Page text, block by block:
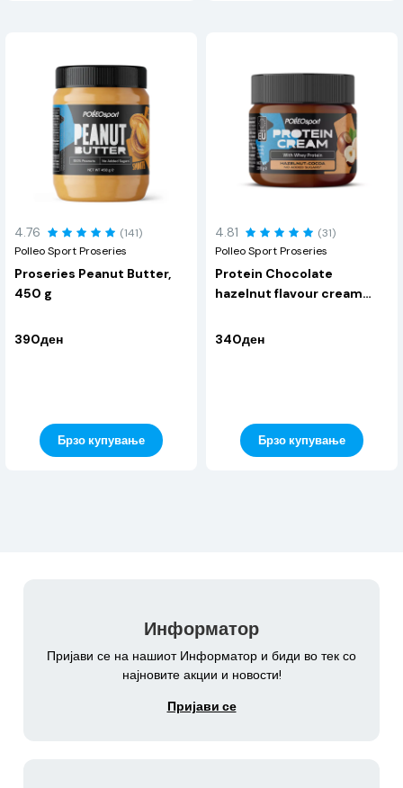
4.76
(141)
Polleo Sport Proseries
Proseries Peanut Butter,
450 g
390ден
Брзо купување
4.81
(31)
Polleo Sport Proseries
Protein Chocolate
hazelnut flavour cream
340ден
Брзо купување
Информатор
Пријави се на нашиот Информатор и биди во тек со
најновите акции и новости!
Пријави се